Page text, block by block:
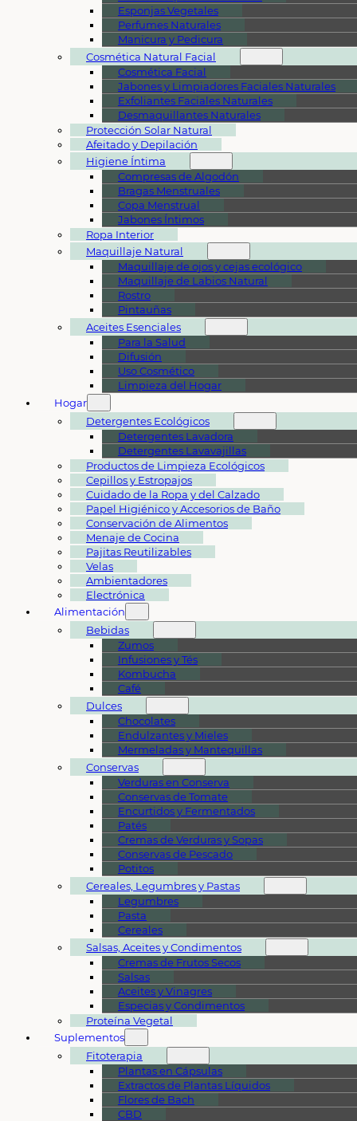
Esponjas Vegetales
Perfumes Naturales
Manicura y Pedicura
Cosmética Natural Facial
Cosmética Facial
Jabones y Limpiadores Faciales Naturales
Exfoliantes Faciales Naturales
Desmaquillantes Naturales
Protección Solar Natural
Afeitado y Depilación
Higiene Íntima
Compresas de Algodón
Bragas Menstruales
Copa Menstrual
Jabones Íntimos
Ropa Interior
Maquillaje Natural
Maquillaje de ojos y cejas ecológico
Maquillaje de Labios Natural
Rostro
Pintauñas
Aceites Esenciales
Para la Salud
Difusión
Uso Cosmético
Limpieza del Hogar
Hogar
Detergentes Ecológicos
Detergentes Lavadora
Detergentes Lavavajillas
Productos de Limpieza Ecológicos
Cepillos y Estropajos
Cuidado de la Ropa y del Calzado
Papel Higiénico y Accesorios de Baño
Conservación de Alimentos
Menaje de Cocina
Pajitas Reutilizables
Velas
Ambientadores
Electrónica
Alimentación
Bebidas
Zumos
Infusiones y Tés
Kombucha
Café
Dulces
Chocolates
Endulzantes y Mieles
Mermeladas y Mantequillas
Conservas
Verduras en Conserva
Conservas de Tomate
Encurtidos y Fermentados
Patés
Cremas de Verduras y Sopas
Conservas de Pescado
Potitos
Cereales, Legumbres y Pastas
Legumbres
Pasta
Cereales
Salsas, Aceites y Condimentos
Cremas de Frutos Secos
Salsas
Aceites y Vinagres
Especias y Condimentos
Proteína Vegetal
Suplementos
Fitoterapia
Plantas en Cápsulas
Extractos de Plantas Líquidos
Flores de Bach
CBD